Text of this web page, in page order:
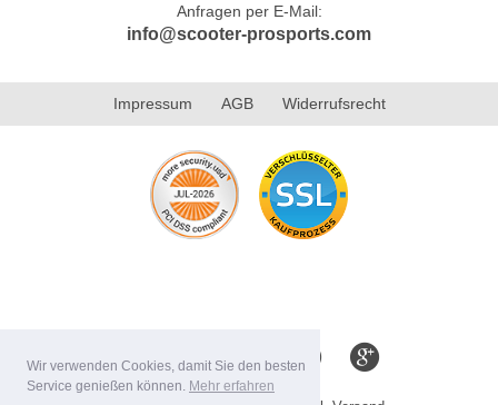
Wir verwenden Cookies, damit Sie den besten
Service genießen können. Mehr erfahren
Anfragen per E-Mail:
info@scooter-prosports.com
Impressum AGB Widerrufsrecht